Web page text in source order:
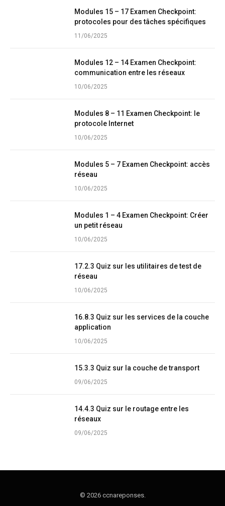
Modules 15 – 17 Examen Checkpoint:
protocoles pour des tâches spécifiques
11/06/2025
Modules 12 – 14 Examen Checkpoint:
communication entre les réseaux
10/06/2025
Modules 8 – 11 Examen Checkpoint: le
protocole Internet
10/06/2025
Modules 5 – 7 Examen Checkpoint: accès
réseau
10/06/2025
Modules 1 – 4 Examen Checkpoint: Créer
un petit réseau
10/06/2025
17.2.3 Quiz sur les utilitaires de test de
réseau
10/06/2025
16.8.3 Quiz sur les services de la couche
application
10/06/2025
15.3.3 Quiz sur la couche de transport
09/06/2025
14.4.3 Quiz sur le routage entre les
réseaux
09/06/2025
© 2026 ccnareponses.